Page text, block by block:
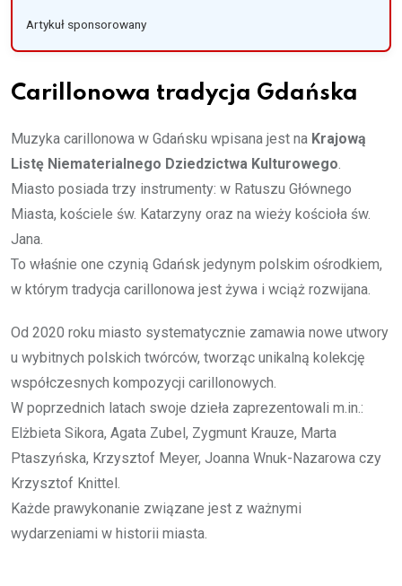
Artykuł sponsorowany
Carillonowa tradycja Gdańska
Muzyka carillonowa w Gdańsku wpisana jest na Krajową
Listę Niematerialnego Dziedzictwa Kulturowego.
Miasto posiada trzy instrumenty: w Ratuszu Głównego
Miasta, kościele św. Katarzyny oraz na wieży kościoła św.
Jana.
To właśnie one czynią Gdańsk jedynym polskim ośrodkiem,
w którym tradycja carillonowa jest żywa i wciąż rozwijana.
Od 2020 roku miasto systematycznie zamawia nowe utwory
u wybitnych polskich twórców, tworząc unikalną kolekcję
współczesnych kompozycji carillonowych.
W poprzednich latach swoje dzieła zaprezentowali m.in.:
Elżbieta Sikora, Agata Zubel, Zygmunt Krauze, Marta
Ptaszyńska, Krzysztof Meyer, Joanna Wnuk-Nazarowa czy
Krzysztof Knittel.
Każde prawykonanie związane jest z ważnymi
wydarzeniami w historii miasta.